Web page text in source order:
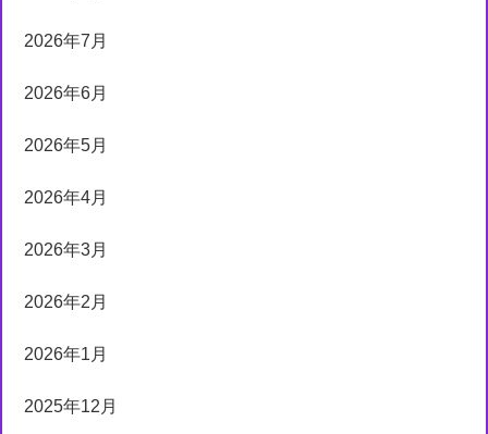
2026年7月
2026年6月
2026年5月
2026年4月
2026年3月
2026年2月
2026年1月
2025年12月